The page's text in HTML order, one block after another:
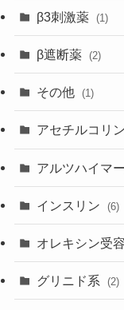
β3刺激薬 (1)
β遮断薬 (2)
その他 (1)
アセチルコリ
アルツハイマ
インスリン (6)
オレキシン受
グリニド系 (2)